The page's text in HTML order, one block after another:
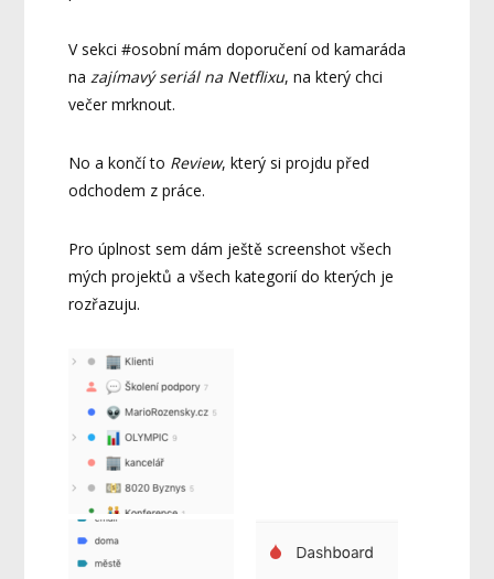
V sekci #osobní mám doporučení od kamaráda
na zajímavý seriál na Netflixu, na který chci
večer mrknout.
No a končí to Review, který si projdu před
odchodem z práce.
Pro úplnost sem dám ještě screenshot všech
mých projektů a všech kategorií do kterých je
rozřazuju.